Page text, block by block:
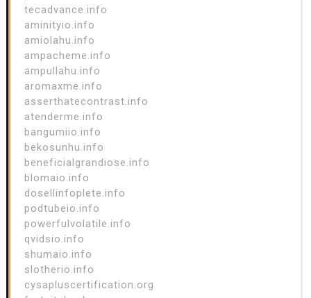
tecadvance.info
aminityio.info
amiolahu.info
ampacheme.info
ampullahu.info
aromaxme.info
asserthatecontrast.info
atenderme.info
bangumiio.info
bekosunhu.info
beneficialgrandiose.info
blomaio.info
dosellinfoplete.info
podtubeio.info
powerfulvolatile.info
qvidsio.info
shumaio.info
slotherio.info
cysapluscertification.org